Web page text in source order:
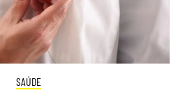
SAÚDE